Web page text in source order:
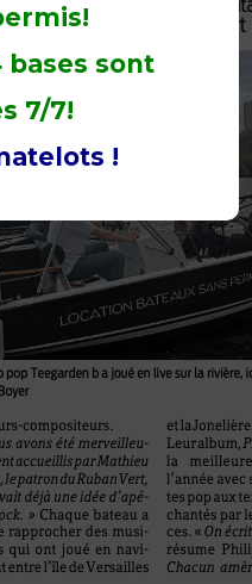
bases sont
7/7!
!